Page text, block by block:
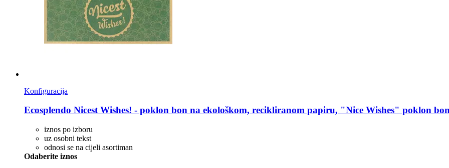
Konfiguracija
Ecosplendo Nicest Wishes! -​ poklon bon na ekološkom, recikliranom papiru, "Nice Wishes" poklon
iznos po izboru
uz osobni tekst
odnosi se na cijeli asortiman
Odaberite iznos